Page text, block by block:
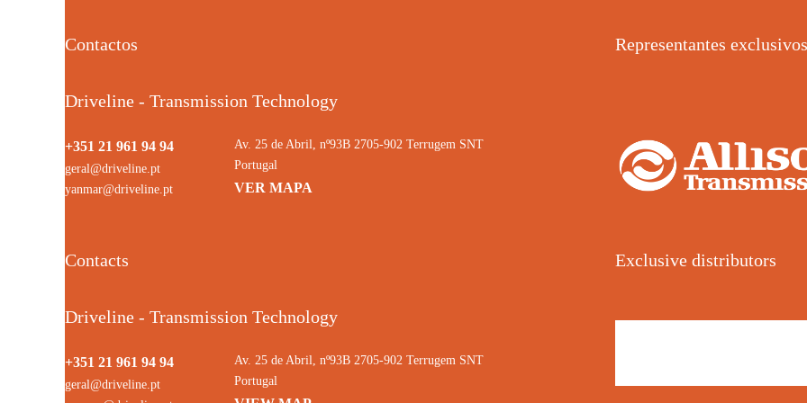
Contactos
Driveline - Transmission Technology
+351 21 961 94 94
geral@driveline.pt
yanmar@driveline.pt
Av. 25 de Abril, nº93B 2705-902 Terrugem SNT
Portugal
VER MAPA
Representantes exclusivos
Contacts
Driveline - Transmission Technology
+351 21 961 94 94
geral@driveline.pt
Av. 25 de Abril, nº93B 2705-902 Terrugem SNT
Portugal
Exclusive distributors